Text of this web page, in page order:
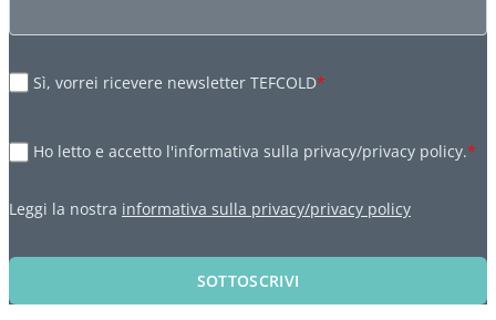
Sì, vorrei ricevere newsletter TEFCOLD*
Ho letto e accetto l'informativa sulla privacy/privacy policy.*
Leggi la nostra informativa sulla privacy/privacy policy
SOTTOSCRIVI